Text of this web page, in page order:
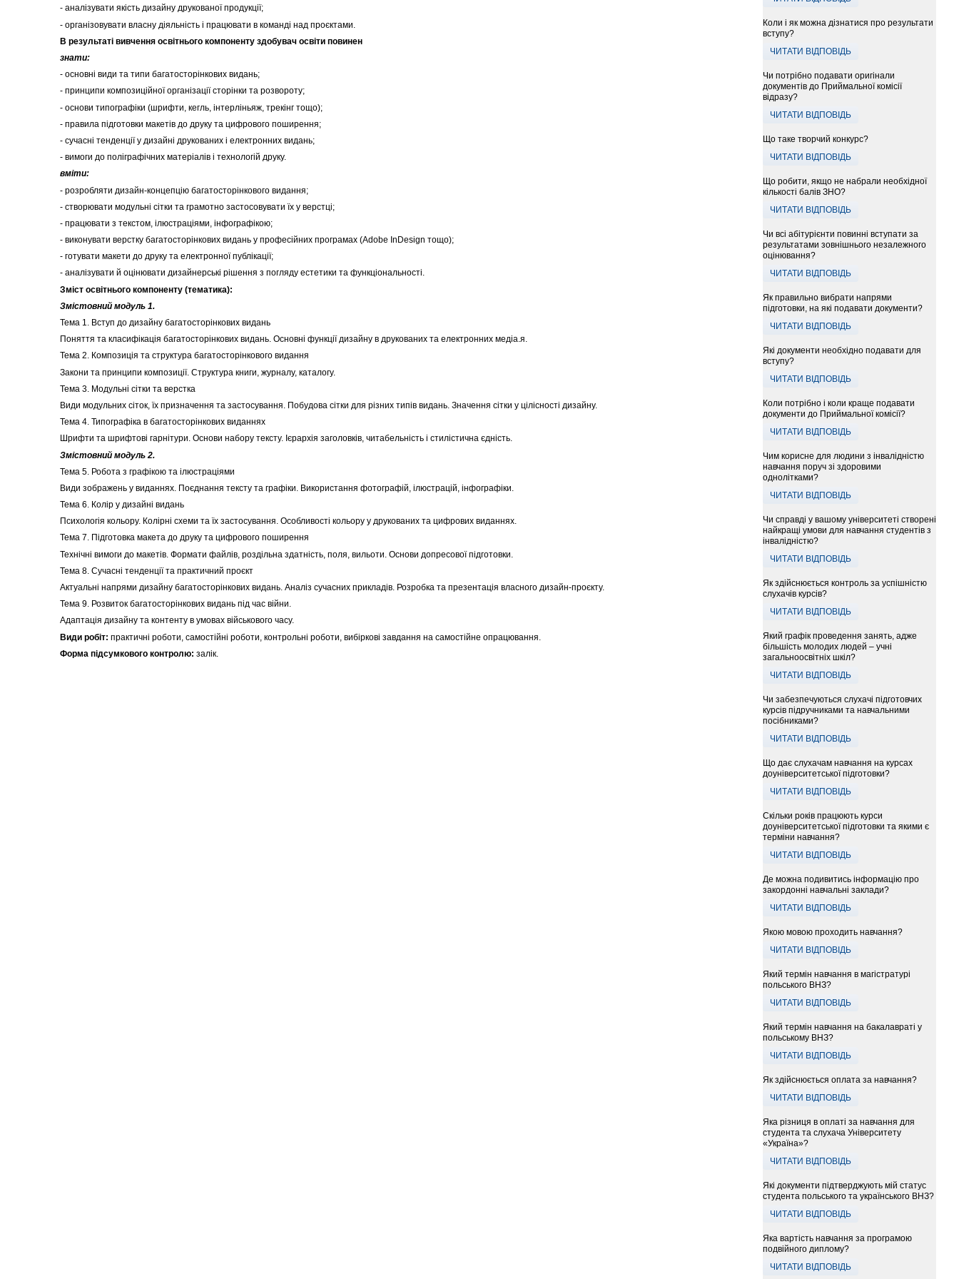
Коли і як можна дізнатися про результати
вступу?
ЧИТАТИ ВІДПОВІДЬ
Чи потрібно подавати оригінали
документів до Приймальної комісії
відразу?
ЧИТАТИ ВІДПОВІДЬ
Що таке творчий конкурс?
ЧИТАТИ ВІДПОВІДЬ
Що робити, якщо не набрали необхідної
кількості балів ЗНО?
ЧИТАТИ ВІДПОВІДЬ
Чи всі абітурієнти повинні вступати за
результатами зовнішнього незалежного
оцінювання?
ЧИТАТИ ВІДПОВІДЬ
Як правильно вибрати напрями
підготовки, на які подавати документи?
ЧИТАТИ ВІДПОВІДЬ
Які документи необхідно подавати для
вступу?
ЧИТАТИ ВІДПОВІДЬ
Коли потрібно і коли краще подавати
документи до Приймальної комісії?
ЧИТАТИ ВІДПОВІДЬ
Чим корисне для людини з інвалідністю
навчання поруч зі здоровими
однолітками?
ЧИТАТИ ВІДПОВІДЬ
Чи справді у вашому університеті створені
найкращі умови для навчання студентів з
інвалідністю?
ЧИТАТИ ВІДПОВІДЬ
Як здійснюється контроль за успішністю
слухачів курсів?
ЧИТАТИ ВІДПОВІДЬ
Який графік проведення занять, адже
більшість молодих людей – учні
загальноосвітніх шкіл?
ЧИТАТИ ВІДПОВІДЬ
Чи забезпечуються слухачі підготовчих
курсів підручниками та навчальними
посібниками?
ЧИТАТИ ВІДПОВІДЬ
Що дає слухачам навчання на курсах
доуніверситетської підготовки?
ЧИТАТИ ВІДПОВІДЬ
Скільки років працюють курси
доуніверситетської підготовки та якими є
терміни навчання?
ЧИТАТИ ВІДПОВІДЬ
Де можна подивитись інформацію про
закордонні навчальні заклади?
ЧИТАТИ ВІДПОВІДЬ
Якою мовою проходить навчання?
ЧИТАТИ ВІДПОВІДЬ
Який термін навчання в магістратурі
польського ВНЗ?
ЧИТАТИ ВІДПОВІДЬ
Який термін навчання на бакалавраті у
польському ВНЗ?
ЧИТАТИ ВІДПОВІДЬ
Як здійснюється оплата за навчання?
ЧИТАТИ ВІДПОВІДЬ
Яка різниця в оплаті за навчання для
студента та слухача Університету
«Україна»?
ЧИТАТИ ВІДПОВІДЬ
Які документи підтверджують мій статус
студента польського та українського ВНЗ?
ЧИТАТИ ВІДПОВІДЬ
Яка вартість навчання за програмою
подвійного диплому?
ЧИТАТИ ВІДПОВІДЬ
- аналізувати якість дизайну друкованої продукції;
- організовувати власну діяльність і працювати в команді над проєктами.
В результаті вивчення освітнього компоненту здобувач освіти повинен
знати:
- основні види та типи багатосторінкових видань;
- принципи композиційної організації сторінки та розвороту;
- основи типографіки (шрифти, кегль, інтерліньяж, трекінг тощо);
- правила підготовки макетів до друку та цифрового поширення;
- сучасні тенденції у дизайні друкованих і електронних видань;
- вимоги до поліграфічних матеріалів і технологій друку.
вміти:
- розробляти дизайн-концепцію багатосторінкового видання;
- створювати модульні сітки та грамотно застосовувати їх у верстці;
- працювати з текстом, ілюстраціями, інфографікою;
- виконувати верстку багатосторінкових видань у професійних програмах (Adobe InDesign тощо);
- готувати макети до друку та електронної публікації;
- аналізувати й оцінювати дизайнерські рішення з погляду естетики та функціональності.
Зміст освітнього компоненту (тематика):
Змістовний модуль 1.
Тема 1. Вступ до дизайну багатосторінкових видань
Поняття та класифікація багатосторінкових видань. Основні функції дизайну в друкованих та електронних медіа.я.
Тема 2. Композиція та структура багатосторінкового видання
Закони та принципи композиції. Структура книги, журналу, каталогу.
Тема 3. Модульні сітки та верстка
Види модульних сіток, їх призначення та застосування. Побудова сітки для різних типів видань. Значення сітки у цілісності дизайну.
Тема 4. Типографіка в багатосторінкових виданнях
Шрифти та шрифтові гарнітури. Основи набору тексту. Ієрархія заголовків, читабельність і стилістична єдність.
Змістовний модуль 2.
Тема 5. Робота з графікою та ілюстраціями
Види зображень у виданнях. Поєднання тексту та графіки. Використання фотографій, ілюстрацій, інфографіки.
Тема 6. Колір у дизайні видань
Психологія кольору. Колірні схеми та їх застосування. Особливості кольору у друкованих та цифрових виданнях.
Тема 7. Підготовка макета до друку та цифрового поширення
Технічні вимоги до макетів. Формати файлів, роздільна здатність, поля, вильоти. Основи допресової підготовки.
Тема 8. Сучасні тенденції та практичний проєкт
Актуальні напрями дизайну багатосторінкових видань. Аналіз сучасних прикладів. Розробка та презентація власного дизайн-проєкту.
Тема 9. Розвиток багатосторінкових видань під час війни.
Адаптація дизайну та контенту в умовах військового часу.
Види робіт: практичні роботи, самостійні роботи, контрольні роботи, вибіркові завдання на самостійне опрацювання.
Форма підсумкового контролю: залік.